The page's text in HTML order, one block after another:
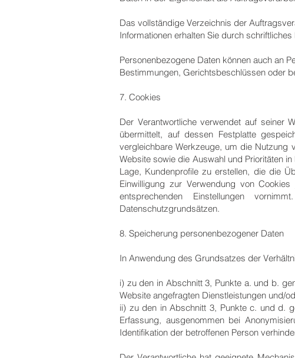
Das vollständige Verzeichnis der
Informationen erhalten Sie durch
Personenbezogene Daten können auch an
Bestimmungen, Gerichtsbeschlüssen oder
7. Cookies
Der Verantwortliche verwendet auf seiner
übermittelt, auf dessen Festplatte
vergleichbare Werkzeuge, um die Nutzung
Website sowie die Auswahl und Prioritäten
Lage, Kundenprofile zu erstellen, die die
Einwilligung zur Verwendung von
entsprechenden Einstellungen
Datenschutzgrundsätzen.
8. Speicherung personenbezogener Daten
In Anwendung des Grundsatzes der
i) zu den in Abschnitt 3, Punkte a. und b.
Website angefragten Dienstleistungen und/
ii) zu den in Abschnitt 3, Punkte c. und d.
Erfassung, ausgenommen bei
Identifikation der betroffenen Person